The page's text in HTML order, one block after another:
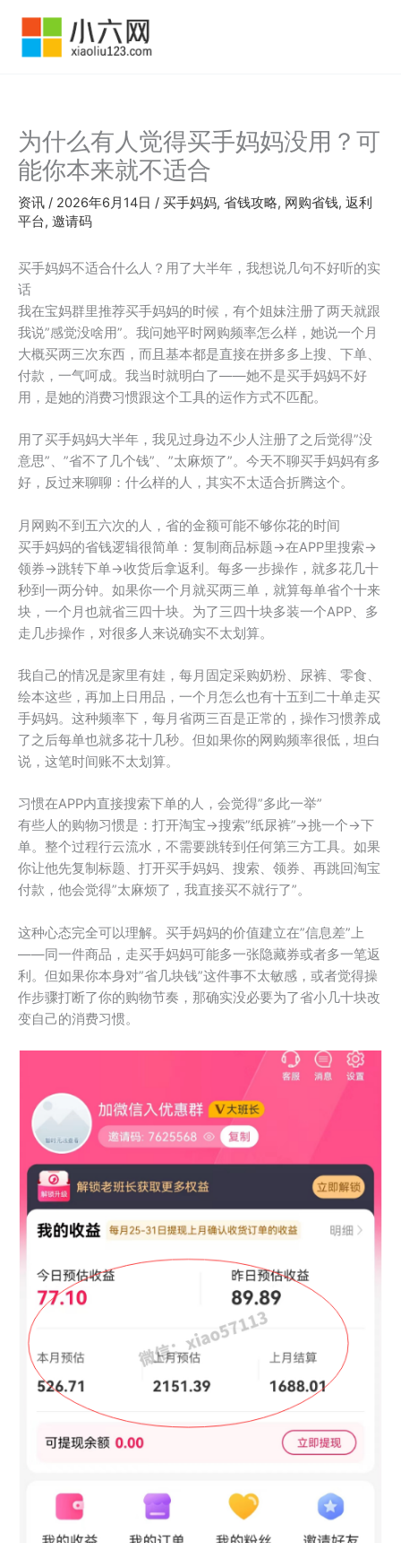
为什么有人觉得买手妈妈没用？可
能你本来就不适合
资讯 / 2026年6月14日 / 买手妈妈, 省钱攻略, 网购省钱, 返利
平台, 邀请码
买手妈妈不适合什么人？用了大半年，我想说几句不好听的实
话
我在宝妈群里推荐买手妈妈的时候，有个姐妹注册了两天就跟
我说”感觉没啥用”。我问她平时网购频率怎么样，她说一个月
大概买两三次东西，而且基本都是直接在拼多多上搜、下单、
付款，一气呵成。我当时就明白了——她不是买手妈妈不好
用，是她的消费习惯跟这个工具的运作方式不匹配。
用了买手妈妈大半年，我见过身边不少人注册了之后觉得”没
意思”、”省不了几个钱”、”太麻烦了”。今天不聊买手妈妈有多
好，反过来聊聊：什么样的人，其实不太适合折腾这个。
月网购不到五六次的人，省的金额可能不够你花的时间
买手妈妈的省钱逻辑很简单：复制商品标题→在APP里搜索→
领券→跳转下单→收货后拿返利。每多一步操作，就多花几十
秒到一两分钟。如果你一个月就买两三单，就算每单省个十来
块，一个月也就省三四十块。为了三四十块多装一个APP、多
走几步操作，对很多人来说确实不太划算。
我自己的情况是家里有娃，每月固定采购奶粉、尿裤、零食、
绘本这些，再加上日用品，一个月怎么也有十五到二十单走买
手妈妈。这种频率下，每月省两三百是正常的，操作习惯养成
了之后每单也就多花十几秒。但如果你的网购频率很低，坦白
说，这笔时间账不太划算。
习惯在APP内直接搜索下单的人，会觉得”多此一举”
有些人的购物习惯是：打开淘宝→搜索”纸尿裤”→挑一个→下
单。整个过程行云流水，不需要跳转到任何第三方工具。如果
你让他先复制标题、打开买手妈妈、搜索、领券、再跳回淘宝
付款，他会觉得”太麻烦了，我直接买不就行了”。
这种心态完全可以理解。买手妈妈的价值建立在”信息差”上
——同一件商品，走买手妈妈可能多一张隐藏券或者多一笔返
利。但如果你本身对”省几块钱”这件事不太敏感，或者觉得操
作步骤打断了你的购物节奏，那确实没必要为了省小几十块改
变自己的消费习惯。